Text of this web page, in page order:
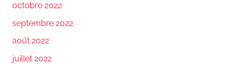
octobre 2022
septembre 2022
août 2022
juillet 2022